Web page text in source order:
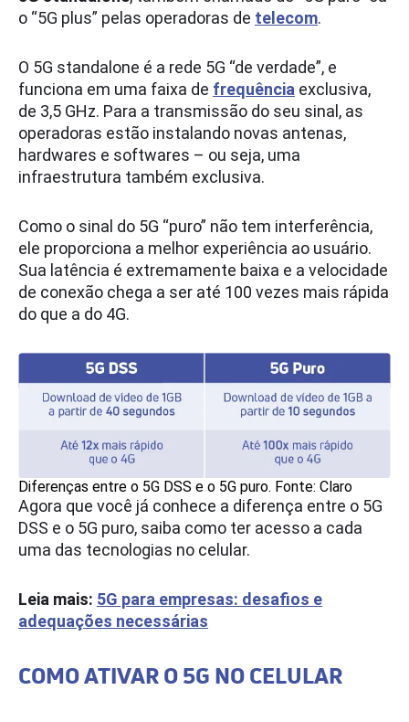
o “5G plus” pelas operadoras de telecom.
O 5G standalone é a rede 5G “de verdade”, e
funciona em uma faixa de frequência exclusiva,
de 3,5 GHz. Para a transmissão do seu sinal, as
operadoras estão instalando novas antenas,
hardwares e softwares – ou seja, uma
infraestrutura também exclusiva.
Como o sinal do 5G “puro” não tem interferência,
ele proporciona a melhor experiência ao usuário.
Sua latência é extremamente baixa e a velocidade
de conexão chega a ser até 100 vezes mais rápida
do que a do 4G.
Diferenças entre o 5G DSS e o 5G puro. Fonte: Claro
Agora que você já conhece a diferença entre o 5G
DSS e o 5G puro, saiba como ter acesso a cada
uma das tecnologias no celular.
Leia mais: 5G para empresas: desafios e
adequações necessárias
COMO ATIVAR O 5G NO CELULAR